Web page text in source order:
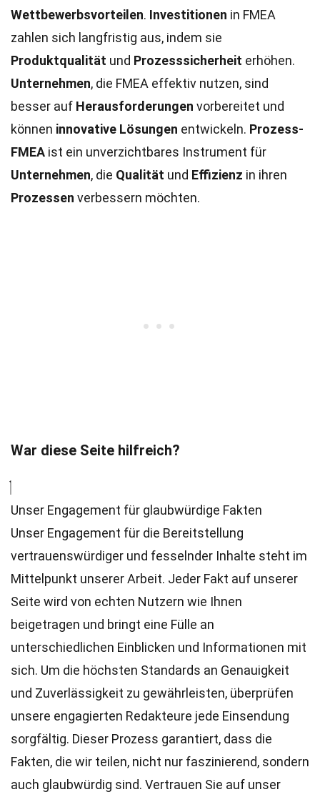
Wettbewerbsvorteilen. Investitionen in FMEA
zahlen sich langfristig aus, indem sie
Produktqualität und Prozesssicherheit erhöhen.
Unternehmen, die FMEA effektiv nutzen, sind
besser auf Herausforderungen vorbereitet und
können innovative Lösungen entwickeln. Prozess-
FMEA ist ein unverzichtbares Instrument für
Unternehmen, die Qualität und Effizienz in ihren
Prozessen verbessern möchten.
War diese Seite hilfreich?
Unser Engagement für glaubwürdige Fakten
Unser Engagement für die Bereitstellung
vertrauenswürdiger und fesselnder Inhalte steht im
Mittelpunkt unserer Arbeit. Jeder Fakt auf unserer
Seite wird von echten Nutzern wie Ihnen
beigetragen und bringt eine Fülle an
unterschiedlichen Einblicken und Informationen mit
sich. Um die höchsten Standards an Genauigkeit
und Zuverlässigkeit zu gewährleisten, überprüfen
unsere engagierten Redakteure jede Einsendung
sorgfältig. Dieser Prozess garantiert, dass die
Fakten, die wir teilen, nicht nur faszinierend, sondern
auch glaubwürdig sind. Vertrauen Sie auf unser